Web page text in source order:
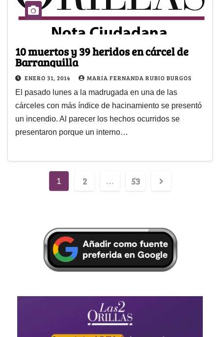
10 muertos y 39 heridos en cárcel de
Barranquilla
ENERO 31, 2014 MARIA FERNANDA RUBIO BURGOS
El pasado lunes a la madrugada en una de las
cárceles con más índice de hacinamiento se presentó
un incendio. Al parecer los hechos ocurridos se
presentaron porque un interno…
1 2 … 53